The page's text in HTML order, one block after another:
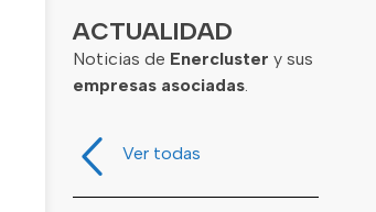
ACTUALIDAD
Noticias de Enercluster y sus
empresas asociadas.
Ver todas